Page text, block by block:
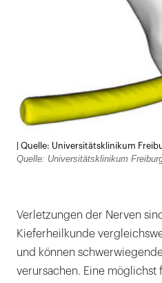
| Quelle: Universitätsklinikum
Quelle: Universitätsklinikum
Verletzungen der Nerven
Kieferheilkunde
und können
verursachen. Eine